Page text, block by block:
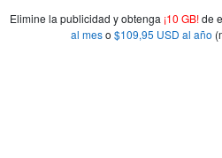
Elimine la publicidad y obtenga ¡10 GB!de
al meso $109,95 USD al año